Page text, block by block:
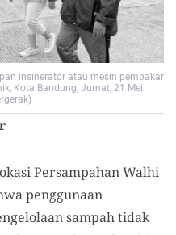
insinerator atau mesin pembakar
Kota Bandung, Jumat, 21 Mei
Persampahan Walhi
penggunaan
sampah tidak